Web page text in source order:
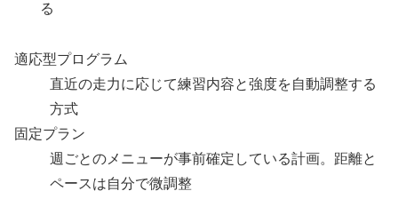
る
適応型プログラム
直近の走力に応じて練習内容と強度を自動調整する
方式
固定プラン
週ごとのメニューが事前確定している計画。距離と
ペースは自分で微調整